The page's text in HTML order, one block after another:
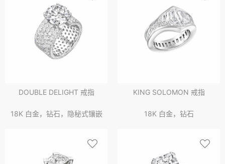
DOUBLE DELIGHT 戒指
18K 白金，钻石，隐秘式镶嵌
KING SOLOMON 戒指
18K 白金，钻石